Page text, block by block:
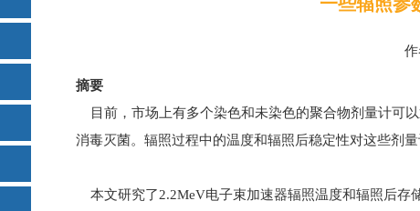
摘要
目前，市场上有多个染色和未染色的聚合物剂量计可
消毒灭菌。辐照过程中的温度和辐照后稳定性对这些剂
本文研究了2.2MeV电子束加速器辐照温度和辐照后存